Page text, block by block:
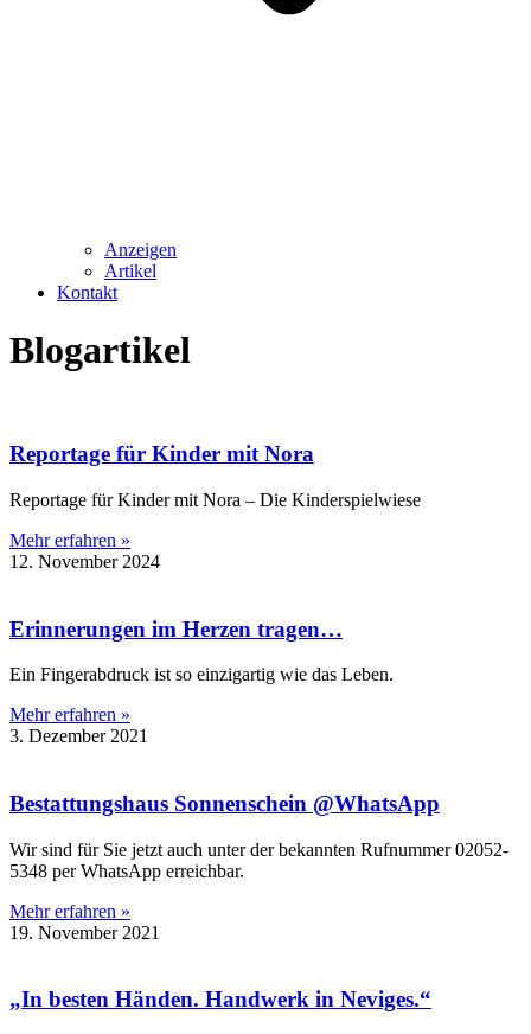
Anzeigen
Artikel
Kontakt
Blogartikel
Reportage für Kinder mit Nora
Reportage für Kinder mit Nora – Die Kinderspielwiese
Mehr erfahren »
12. November 2024
Erinnerungen im Herzen tragen…
Ein Fingerabdruck ist so einzigartig wie das Leben.
Mehr erfahren »
3. Dezember 2021
Bestattungshaus Sonnenschein @WhatsApp
Wir sind für Sie jetzt auch unter der bekannten Rufnummer 02052-
5348 per WhatsApp erreichbar.
Mehr erfahren »
19. November 2021
„In besten Händen. Handwerk in Neviges.“